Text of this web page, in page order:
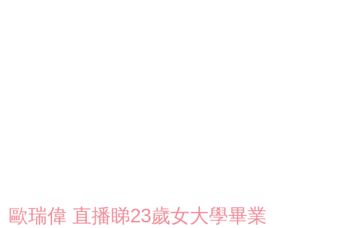
歐瑞偉 直播睇23歲女大學畢業